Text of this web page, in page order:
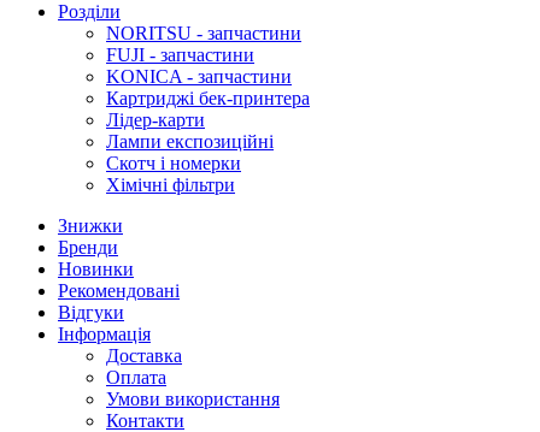
Розділи
NORITSU - запчастини
FUJI - запчастини
KONICA - запчастини
Картриджі бек-принтера
Лідер-карти
Лампи експозиційні
Скотч і номерки
Хімічні фільтри
Знижки
Бренди
Новинки
Рекомендовані
Відгуки
Інформація
Доставка
Оплата
Умови використання
Контакти